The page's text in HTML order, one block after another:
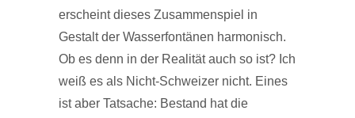
erscheint dieses Zusammenspiel in
Gestalt der Wasserfontänen harmonisch.
Ob es denn in der Realität auch so ist? Ich
weiß es als Nicht-Schweizer nicht. Eines
ist aber Tatsache: Bestand hat die